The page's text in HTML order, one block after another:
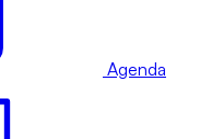
Agenda